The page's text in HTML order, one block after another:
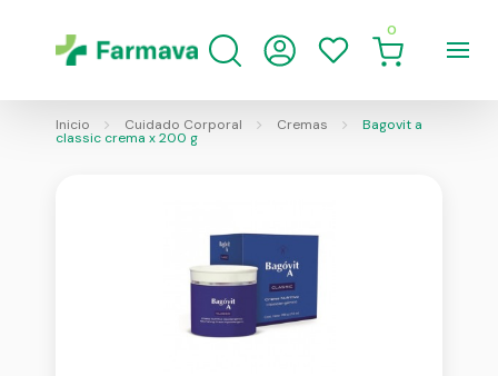
0
Inicio Cuidado Corporal Cremas Bagovit a
classic crema x 200 g